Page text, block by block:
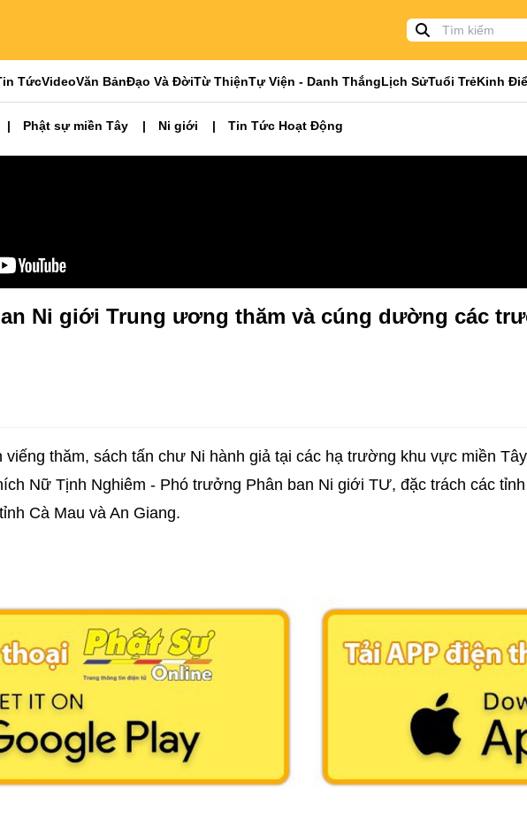
TứcVideoVăn BảnĐạo Và ĐờiTừ ThiệnTự Viện - Danh ThắngLịch SửTuổi TrẻKinh
Phật sự miền Tây Ni giới Tin Tức Hoạt Động
Ni giới Trung ương thăm và cúng dường các
thăm, sách tấn chư Ni hành giả tại các hạ trường khu vực miền
Nữ Tịnh Nghiêm - Phó trưởng Phân ban Ni giới TƯ, đặc trách các
Cà Mau và An Giang.